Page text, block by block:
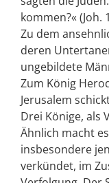
kommen?« (Joh.
Zu dem
deren
ungebildete
Zum König
Jerusalem
Drei Könige, als
Ähnlich macht
insbesondere
verkündet, im